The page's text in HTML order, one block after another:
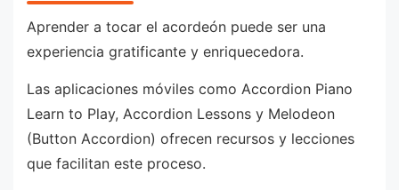
Aprender a tocar el acordeón puede ser una
experiencia gratificante y enriquecedora.
Las aplicaciones móviles como Accordion Piano
Learn to Play, Accordion Lessons y Melodeon
(Button Accordion) ofrecen recursos y lecciones
que facilitan este proceso.